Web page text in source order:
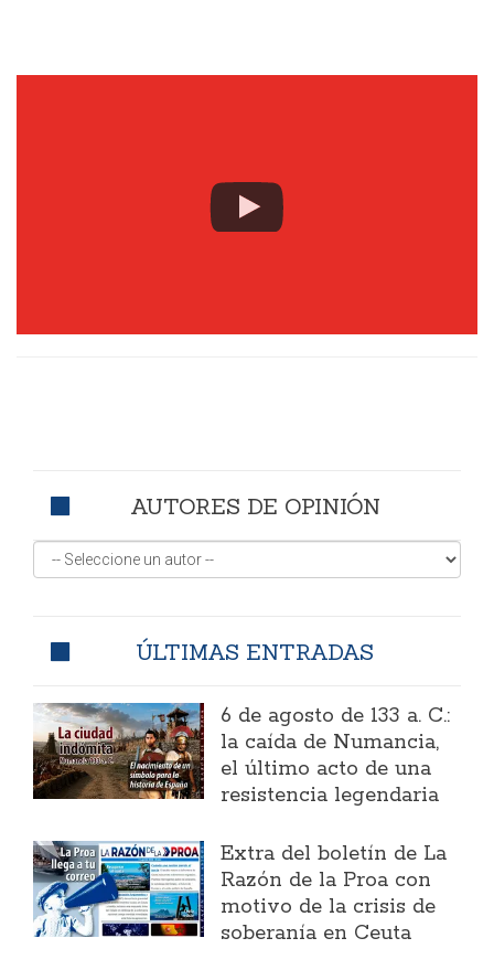
AUTORES DE OPINIÓN
ÚLTIMAS ENTRADAS
6 de agosto de 133 a. C.:
la caída de Numancia,
el último acto de una
resistencia legendaria
Extra del boletín de La
Razón de la Proa con
motivo de la crisis de
soberanía en Ceuta